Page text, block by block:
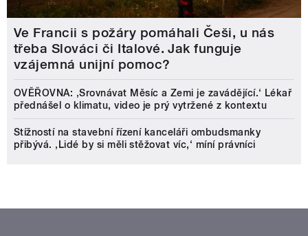
Ve Francii s požáry pomáhali Češi, u nás
třeba Slováci či Italové. Jak funguje
vzájemná unijní pomoc?
OVĚŘOVNA: ‚Srovnávat Měsíc a Zemi je zavádějící.‘ Lékař
přednášel o klimatu, video je prý vytržené z kontextu
Stížností na stavební řízení kanceláři ombudsmanky
přibývá. ‚Lidé by si měli stěžovat víc,‘ míní právníci